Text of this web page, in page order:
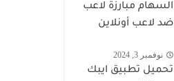
السهام مبارزة لاعب
ضد لاعب أونلاين
نوفمبر 3, 2024
تحميل تطبيق ايبك